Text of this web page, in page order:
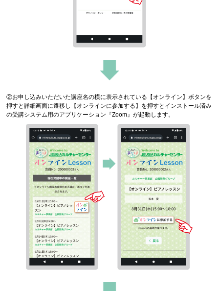
②お申し込みいただいた講座名の横に表示されている【オンライン】ボタンを
押すと詳細画面に遷移し【オンラインに参加する】を押すとインストール済み
の受講システム用のアプリケーション『Zoom』が起動します。